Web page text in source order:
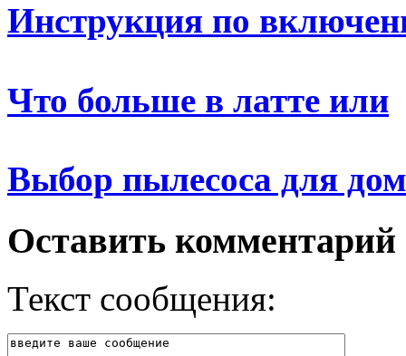
Инструкция по
Что больше в латте или
Выбор пылесоса для
Оставить комментарий
Текст сообщения: